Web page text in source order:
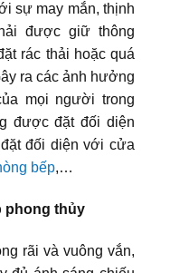
sự may mắn, thịnh
được giữ thông
rác thải hoặc quá
ra các ảnh hưởng
mọi người trong
được đặt đối diện
đối diện với cửa
bếp,…
phong thủy
rãi và vuông vắn,